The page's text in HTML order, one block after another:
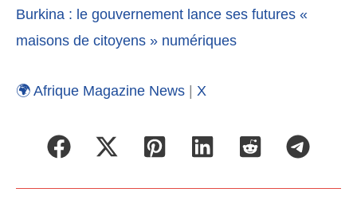
Burkina : le gouvernement lance ses futures «
maisons de citoyens » numériques
🌍 Afrique Magazine News | X